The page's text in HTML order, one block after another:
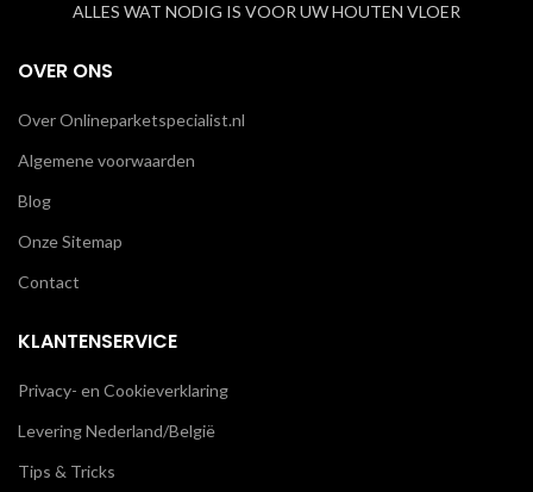
ALLES WAT NODIG IS VOOR UW HOUTEN VLOER
OVER ONS
Over Onlineparketspecialist.nl
Algemene voorwaarden
Blog
Onze Sitemap
Contact
KLANTENSERVICE
Privacy- en Cookieverklaring
Levering Nederland/België
Tips & Tricks